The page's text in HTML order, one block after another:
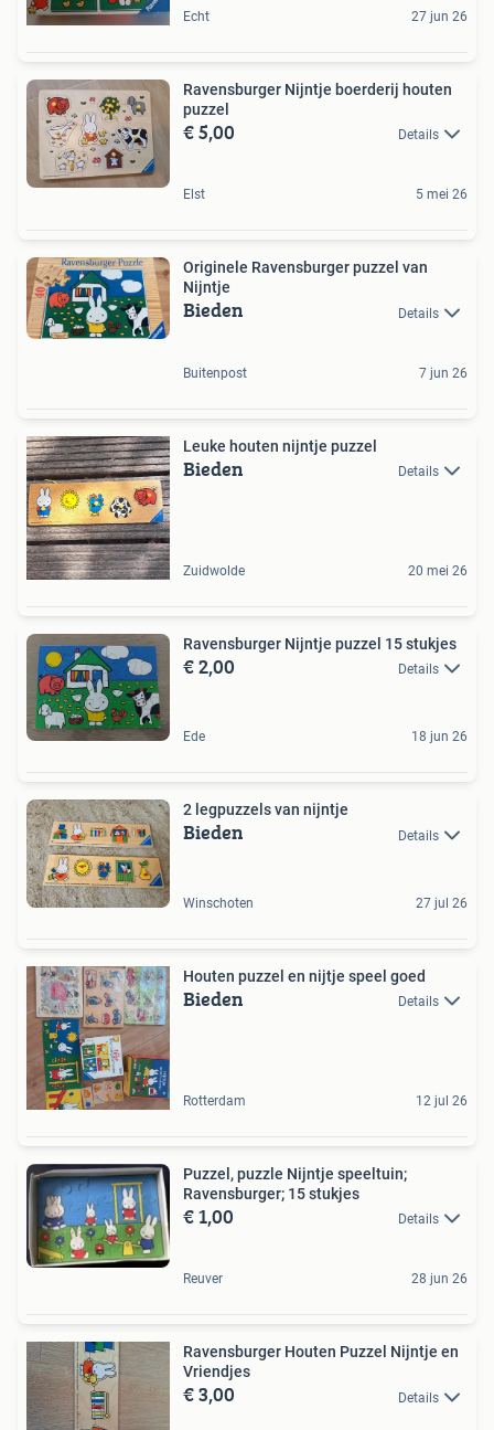
Echt 27 jun 26
Ravensburger Nijntje boerderij houten
puzzel
€ 5,00 Details
Elst 5 mei 26
Originele Ravensburger puzzel van
Nijntje
Bieden Details
Buitenpost 7 jun 26
Leuke houten nijntje puzzel
Bieden Details
Zuidwolde 20 mei 26
Ravensburger Nijntje puzzel 15 stukjes
€ 2,00 Details
Ede 18 jun 26
2 legpuzzels van nijntje
Bieden Details
Winschoten 27 jul 26
Houten puzzel en nijtje speel goed
Bieden Details
Rotterdam 12 jul 26
Puzzel, puzzle Nijntje speeltuin;
Ravensburger; 15 stukjes
€ 1,00 Details
Reuver 28 jun 26
Ravensburger Houten Puzzel Nijntje en
Vriendjes
€ 3,00 Details